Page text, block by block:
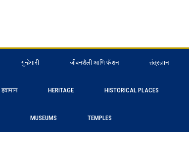
गुन्हेगारी जीवनशैली आणि फॅशन तंत्रज्ञान
हवामान HERITAGE HISTORICAL PLACES
MUSEUMS TEMPLES